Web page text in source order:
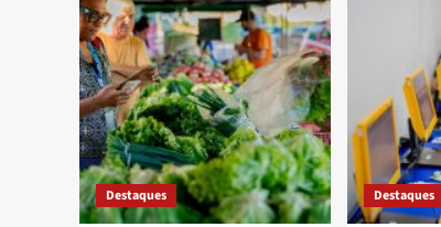
Destaques Destaques